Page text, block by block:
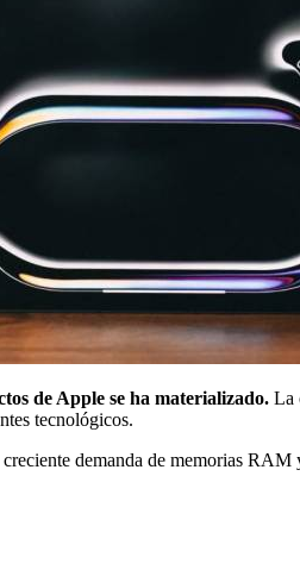
de Apple se ha materializado. La
tecnológicos.
demanda de memorias